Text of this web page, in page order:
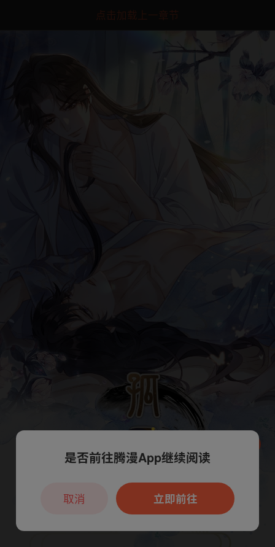
点击加载上一章节
本章节仅支持App阅读，可打开App新用
户7天免费看
是否前往腾漫App继续阅读
立即前往
取消